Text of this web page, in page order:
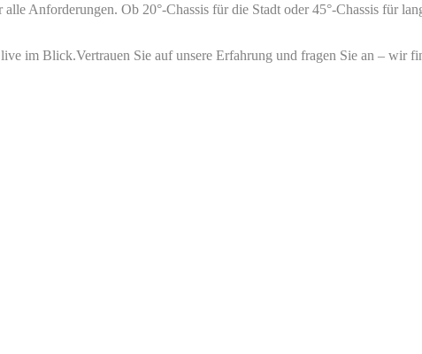
Anforderungen. Ob 20°-Chassis für die Stadt oder 45°-Chassis für
im Blick.Vertrauen Sie auf unsere Erfahrung und fragen Sie an – wir